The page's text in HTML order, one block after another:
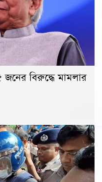
বিরুদ্ধে মামলার